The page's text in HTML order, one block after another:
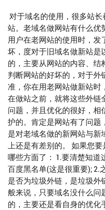
对于域名的使用，很多站
站。老域名做网站有什么
用户在老网站的使用时，
坏，度对于旧域名做新站是
的，主要从网站的内容、
判断网站的好坏的，对于外
准，你在用老网站做新站时
在做站之前，就将这些外
问题，并且优化的很好，相
护的。肯定是网站有了问题
是对老域名做的新网站与
上还是有差别的。 如果您
哪些方面了： 1.要清楚知道
百度黑名单(这是很重要); 2.
是否为垃圾外链，是垃圾外
般来说，只要域名没什么问
的，主要还是看自身的优化